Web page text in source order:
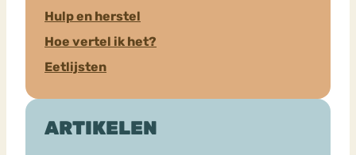
Hulp en herstel
Hoe vertel ik het?
Eetlijsten
ARTIKELEN